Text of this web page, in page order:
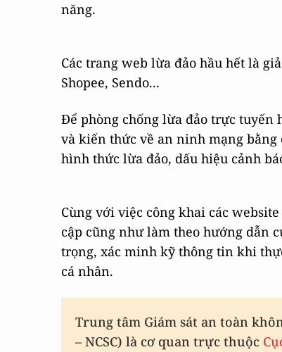
năng.
Các trang web lừa đảo hầu hết là
Shopee, Sendo...
Để phòng chống lừa đảo trực tuyến
và kiến thức về an ninh mạng
hình thức lừa đảo, dấu hiệu cảnh
Cùng với việc công khai các
cập cũng như làm theo hướng dẫn
trọng, xác minh kỹ thông tin khi
cá nhân.
Trung tâm Giám sát an toàn
– NCSC) là cơ quan trực thuộc